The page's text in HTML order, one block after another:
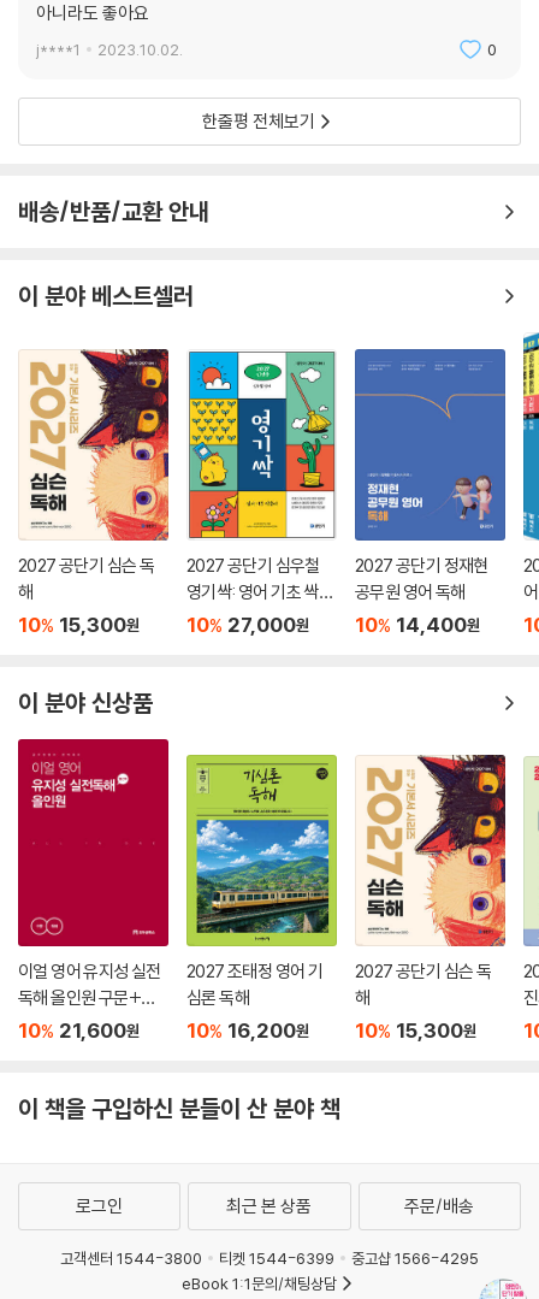
아니라도 좋아요
j****1 2023.10.02. 0
한줄평 전체보기
배송/반품/교환 안내
이 분야 베스트셀러
2027 공단기 심슨 독
해
10% 15,300원
2027 공단기 심우철
영기싹: 영어 기초 싹쓸
이
10% 27,000원
2027 공단기 정재현
공무원 영어 독해
10% 14,400원
이 분야 신상품
이얼 영어 유지성 실전
독해 올인원 구문+독
해
10% 21,600원
2027 조태정 영어 기
심론 독해
10% 16,200원
2027 공단기 심슨 독
해
10% 15,300원
이 책을 구입하신 분들이 산 분야 책
로그인 최근 본 상품 주문/배송
고객센터 1544-3800 티켓 1544-6399
중고샵 1566-4295
eBook 1:1문의/채팅상담